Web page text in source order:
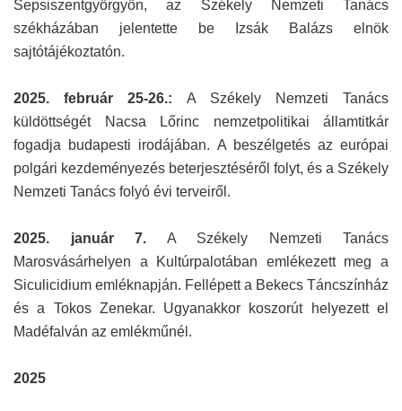
Sepsiszentgyörgyön, az Székely Nemzeti Tanács
székházában jelentette be Izsák Balázs elnök
sajtótájékoztatón.
2025. február 25-26.: A Székely Nemzeti Tanács
küldöttségét Nacsa Lőrinc nemzetpolitikai államtitkár
fogadja budapesti irodájában. A beszélgetés az európai
polgári kezdeményezés beterjesztéséről folyt, és a Székely
Nemzeti Tanács folyó évi terveiről.
2025. január 7. A Székely Nemzeti Tanács
Marosvásárhelyen a Kultúrpalotában emlékezett meg a
Siculicidium emléknapján. Fellépett a Bekecs Táncszínház
és a Tokos Zenekar. Ugyanakkor koszorút helyezett el
Madéfalván az emlékműnél.
2025